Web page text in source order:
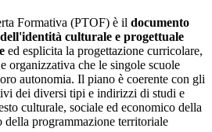
Formativa (PTOF) è il documento
culturale e progettuale
ed esplicita la progettazione curricolare,
organizzativa che le singole scuole
autonomia. Il piano è coerente con gli
dei diversi tipi e indirizzi di studi e
culturale, sociale ed economico della
della programmazione territoriale